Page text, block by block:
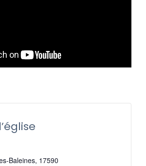
Baleines, 17590